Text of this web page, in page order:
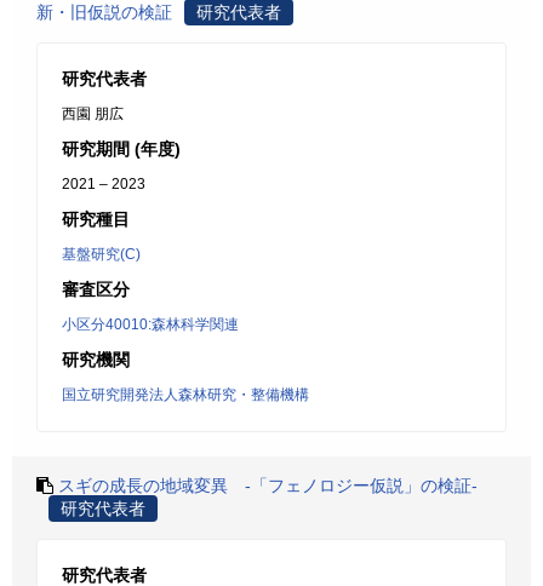
新・旧仮説の検証
研究代表者
研究代表者
西園 朋広
研究期間 (年度)
2021 – 2023
研究種目
基盤研究(C)
審査区分
小区分40010:森林科学関連
研究機関
国立研究開発法人森林研究・整備機構
スギの成長の地域変異 -「フェノロジー仮説」の検証-
研究代表者
研究代表者